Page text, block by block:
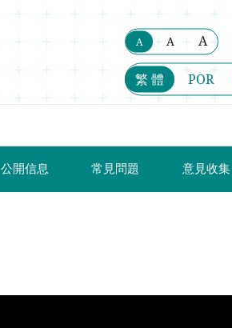
A A A
繁 體 POR
公開信息 常見問題 意見收集